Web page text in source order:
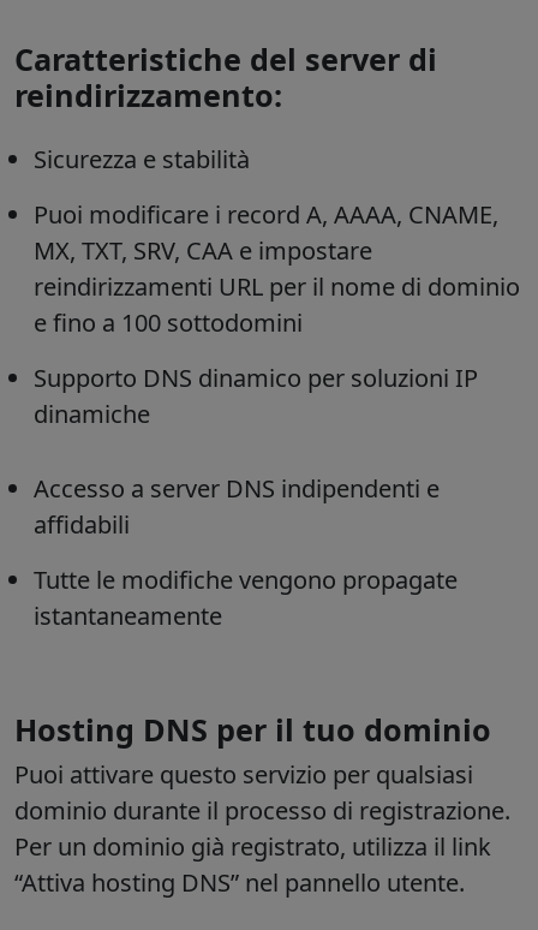
Caratteristiche del server di
reindirizzamento:
Sicurezza e stabilità
Puoi modificare i record A, AAAA, CNAME,
MX, TXT, SRV, CAA e impostare
reindirizzamenti URL per il nome di dominio
e fino a 100 sottodomini
Supporto DNS dinamico per soluzioni IP
dinamiche
Accesso a server DNS indipendenti e
affidabili
Tutte le modifiche vengono propagate
istantaneamente
Hosting DNS per il tuo dominio
Puoi attivare questo servizio per qualsiasi
dominio durante il processo di registrazione.
Per un dominio già registrato, utilizza il link
“Attiva hosting DNS” nel pannello utente.